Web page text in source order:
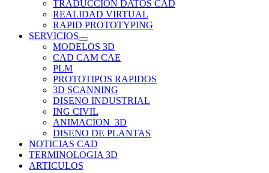
TRADUCCION DATOS CAD
REALIDAD VIRTUAL
RAPID PROTOTYPING
SERVICIOS
MODELOS 3D
CAD CAM CAE
PLM
PROTOTIPOS RAPIDOS
3D SCANNING
DISENO INDUSTRIAL
ING CIVIL
ANIMACION_3D
DISENO DE PLANTAS
NOTICIAS CAD
TERMINOLOGIA 3D
ARTICULOS